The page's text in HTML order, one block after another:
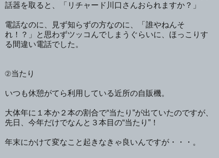
話器を取ると、「リチャード川口さんおられますか？」
電話なのに、見ず知らずの方なのに、「誰やねんそ
れ！？」と思わずツッコんでしまうぐらいに、ほっこりす
る間違い電話でした。
②当たり
いつも休憩がてら利用している近所の自販機。
大体年に１本か２本の割合で“当たり”が出ていたのですが、
先日、今年だけでなんと３本目の“当たり”！
年末にかけて変なこと起きなきゃ良いんですが・・・。